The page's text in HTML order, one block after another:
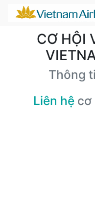
CƠ HỘI
Thông
Liên hệ cơ